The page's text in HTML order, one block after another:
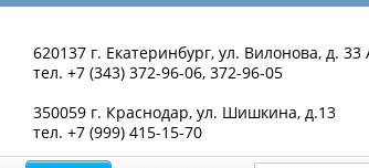
620137 г. Екатеринбург, ул. Вилонова, д.
тел. +7 (343) 372-96-06, 372-96-05
350059 г. Краснодар, ул. Шишкина, д.13
тел. +7 (999) 415-15-70